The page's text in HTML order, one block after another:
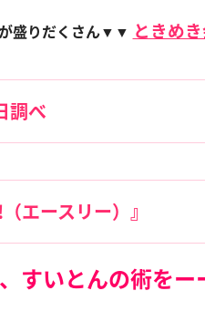
盛りだくさん▼▼ ときめ
調べ
エースリー）』
すいとんの術をー